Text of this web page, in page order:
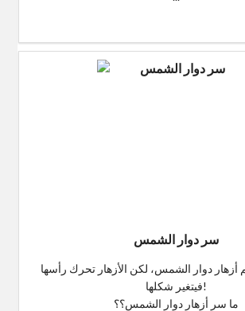
سر دوار الشمس
أزهار دوار الشمس، لكن الأزهار تحرك رأسها
فيتغير شكلها!
ما سر أزهار دوار الشمس؟؟